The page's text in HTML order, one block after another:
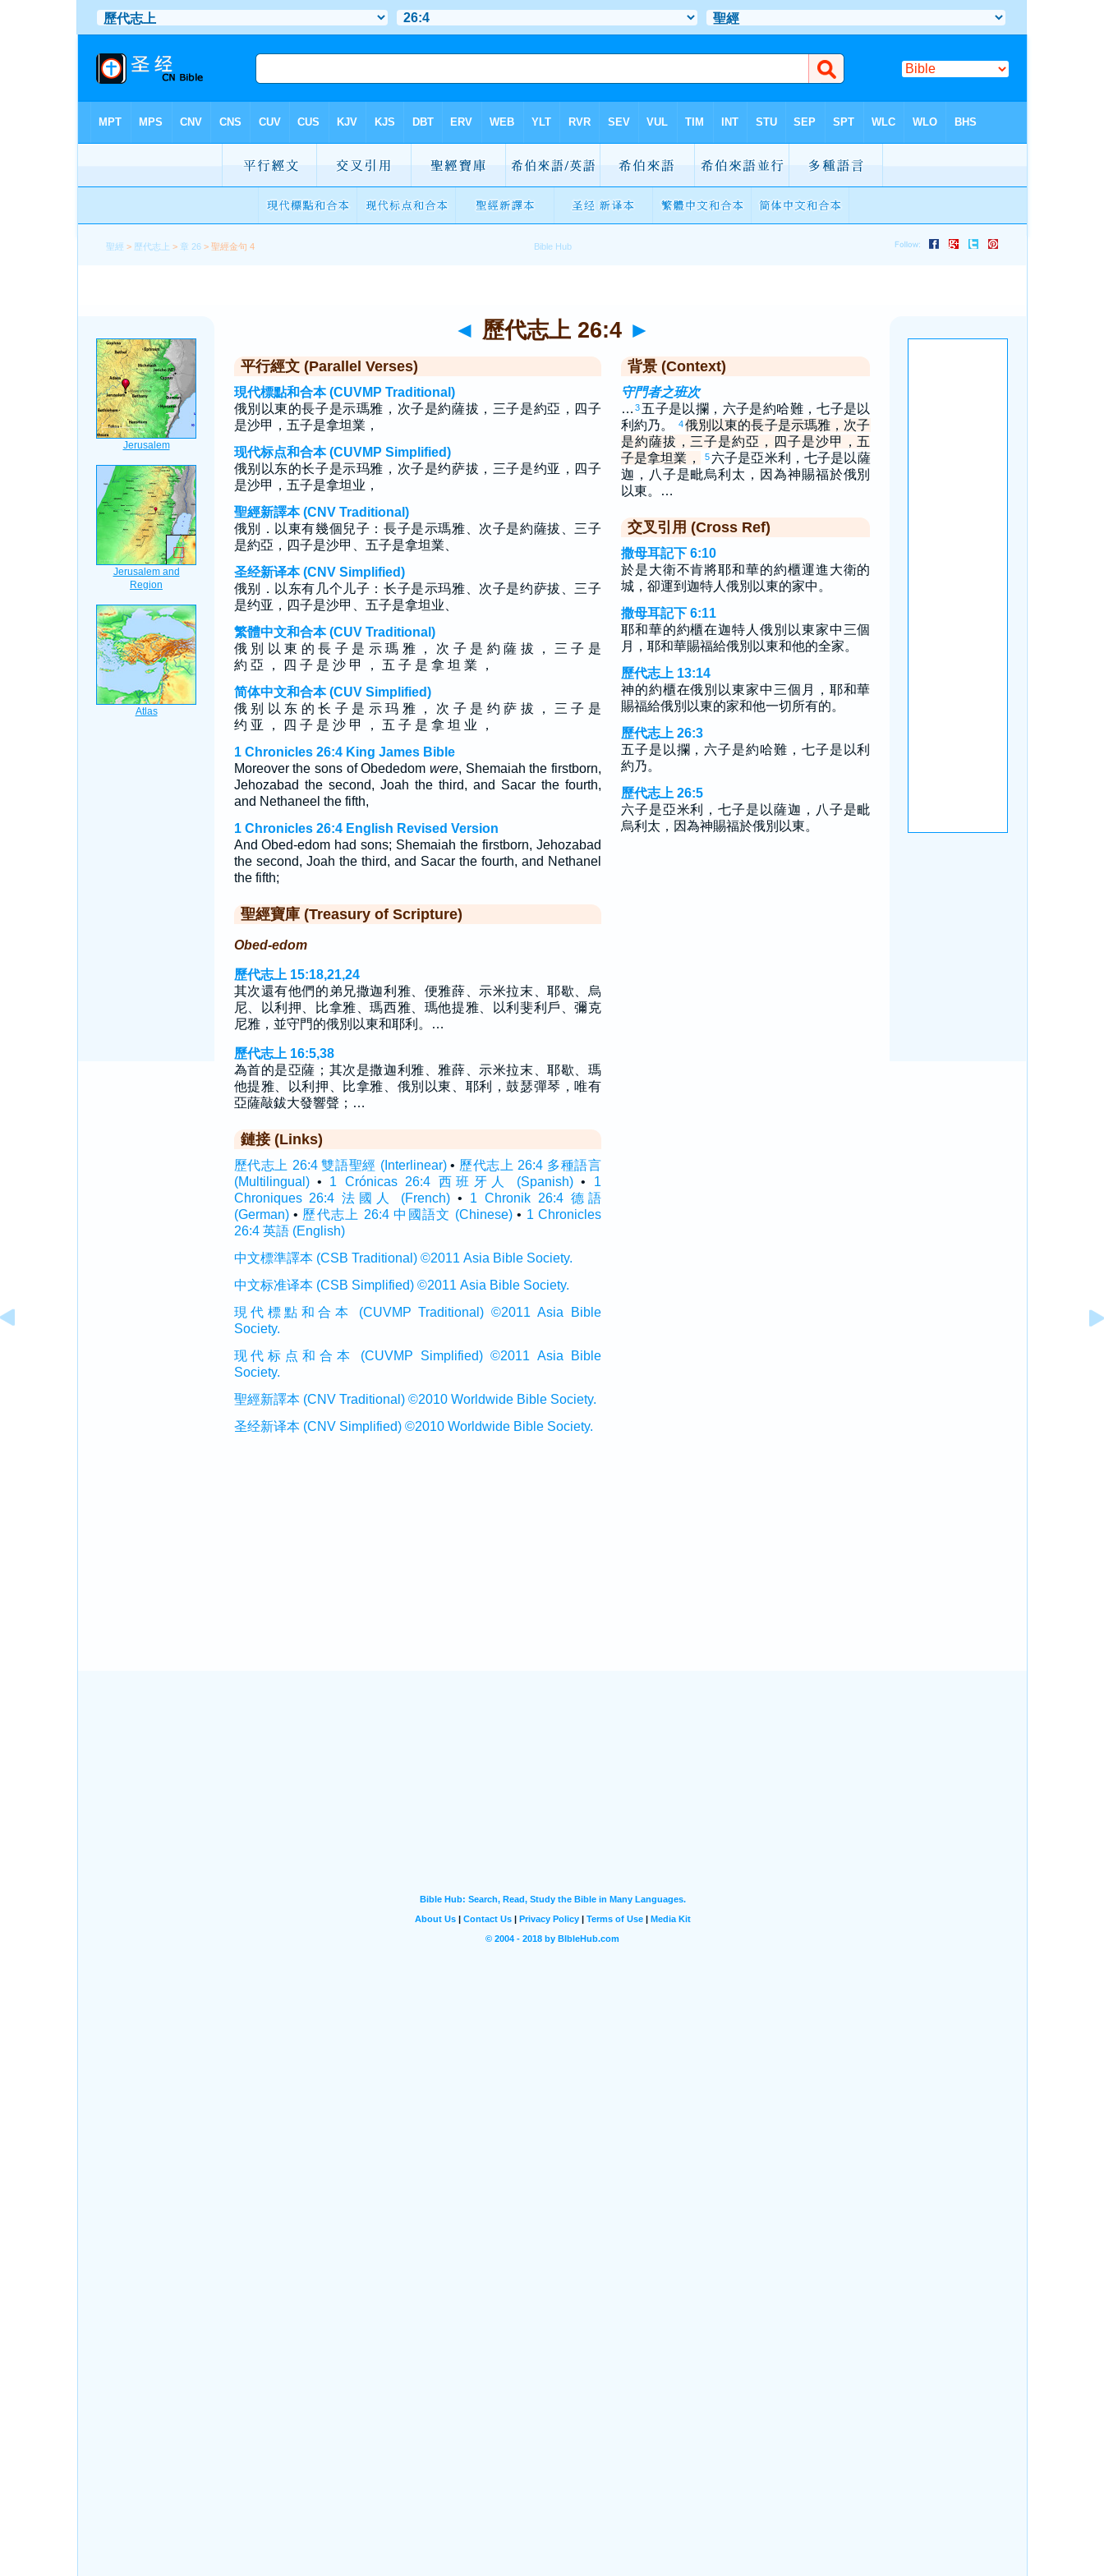
聖經 > 歷代志上 > 章 26 > 聖經金句 4
◄ 歷代志上 26:4 ►
平行經文 (Parallel Verses)
現代標點和合本 (CUVMP Traditional)
俄別以東的長子是示瑪雅，次子是約薩拔，三子是約亞，四子
是沙甲，五子是拿坦業，
现代标点和合本 (CUVMP Simplified)
俄别以东的长子是示玛雅，次子是约萨拔，三子是约亚，四子
是沙甲，五子是拿坦业，
聖經新譯本 (CNV Traditional)
俄別．以東有幾個兒子：長子是示瑪雅、次子是約薩拔、三子
是約亞，四子是沙甲、五子是拿坦業、
圣经新译本 (CNV Simplified)
俄别．以东有几个儿子：长子是示玛雅、次子是约萨拔、三子
是约亚，四子是沙甲、五子是拿坦业、
繁體中文和合本 (CUV Traditional)
俄 別 以 東 的 長 子 是 示 瑪 雅 ， 次 子 是 約 薩 拔 ， 三 子 是
約 亞 ， 四 子 是 沙 甲 ， 五 子 是 拿 坦 業 ，
简体中文和合本 (CUV Simplified)
俄 别 以 东 的 长 子 是 示 玛 雅 ， 次 子 是 约 萨 拔 ， 三 子 是
约 亚 ， 四 子 是 沙 甲 ， 五 子 是 拿 坦 业 ，
1 Chronicles 26:4 King James Bible
Moreover the sons of Obededom were, Shemaiah the firstborn,
Jehozabad the second, Joah the third, and Sacar the fourth,
and Nethaneel the fifth,
1 Chronicles 26:4 English Revised Version
And Obed-edom had sons; Shemaiah the firstborn, Jehozabad
the second, Joah the third, and Sacar the fourth, and Nethanel
the fifth;
聖經寶庫 (Treasury of Scripture)
Obed-edom
歷代志上 15:18,21,24
其次還有他們的弟兄撒迦利雅、便雅薛、示米拉末、耶歇、烏
尼、以利押、比拿雅、瑪西雅、瑪他提雅、以利斐利戶、彌克
尼雅，並守門的俄別以東和耶利。…
歷代志上 16:5,38
為首的是亞薩；其次是撒迦利雅、雅薛、示米拉末、耶歇、瑪
他提雅、以利押、比拿雅、俄別以東、耶利，鼓瑟彈琴，唯有
亞薩敲鈸大發響聲；…
鏈接 (Links)
歷代志上 26:4 雙語聖經 (Interlinear)• 歷代志上 26:4 多種語言
(Multilingual)• 1 Crónicas 26:4 西班牙人 (Spanish) • 1
Chroniques 26:4 法國人 (French) • 1 Chronik 26:4 德語
(German)• 歷代志上 26:4 中國語文 (Chinese)• 1 Chronicles
26:4 英語 (English)
中文標準譯本 (CSB Traditional) ©2011 Asia Bible Society.
中文标准译本 (CSB Simplified) ©2011 Asia Bible Society.
現代標點和合本 (CUVMP Traditional) ©2011 Asia Bible
Society.
现代标点和合本 (CUVMP Simplified) ©2011 Asia Bible
Society.
聖經新譯本 (CNV Traditional) ©2010 Worldwide Bible Society.
圣经新译本 (CNV Simplified) ©2010 Worldwide Bible Society.
背景 (Context)
守門者之班次
… 3 五子是以攔，六子是約哈難，七子是以
利約乃。
4 俄別以東的長子是示瑪雅，次子
是約薩拔，三子是約亞，四子是沙甲，五
子是拿坦業，
5 六子是亞米利，七子是以薩
迦，八子是毗烏利太，因為神賜福於俄別
以東。…
交叉引用 (Cross Ref)
撒母耳記下 6:10
於是大衛不肯將耶和華的約櫃運進大衛的
城，卻運到迦特人俄別以東的家中。
撒母耳記下 6:11
耶和華的約櫃在迦特人俄別以東家中三個
月，耶和華賜福給俄別以東和他的全家。
歷代志上 13:14
神的約櫃在俄別以東家中三個月，耶和華
賜福給俄別以東的家和他一切所有的。
歷代志上 26:3
五子是以攔，六子是約哈難，七子是以利
約乃。
歷代志上 26:5
六子是亞米利，七子是以薩迦，八子是毗
烏利太，因為神賜福於俄別以東。